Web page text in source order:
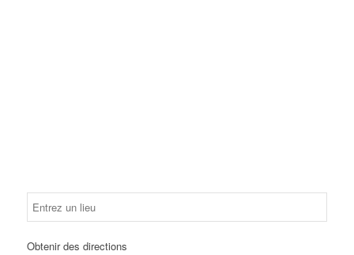
Obtenir des directions